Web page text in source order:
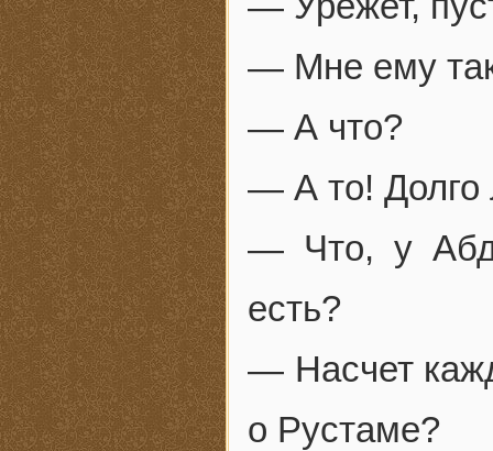
— Мне ему так
— А что?
— А то! Долго
— Что, у
есть?
— Насчет
о Рустаме?